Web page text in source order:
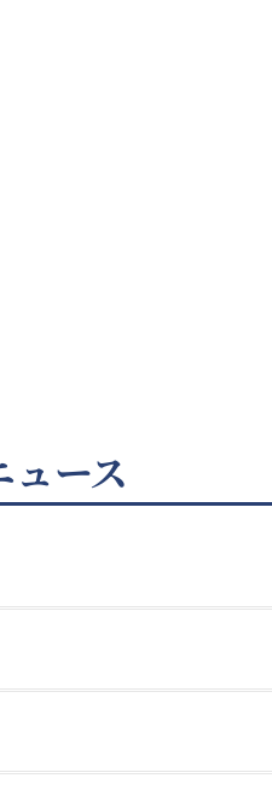
ュース